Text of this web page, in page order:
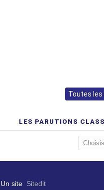
Toutes les
LES PARUTIONS
. Un site Sitedit